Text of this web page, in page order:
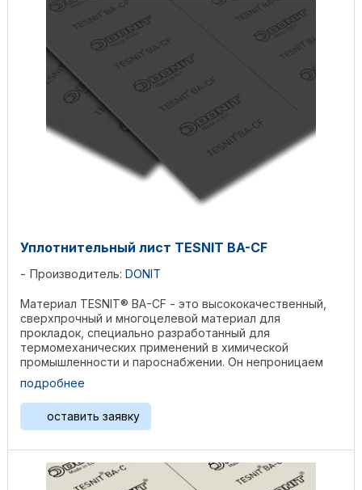
Уплотнительный лист TESNIT BA-CF
Производитель: DONIT
Материал TESNIT® BA-CF - это высококачественный,
сверхпрочный и многоцелевой материал для
прокладок, специально разработанный для
термомеханических применений в химической
промышленности и пароснабжении. Он непроницаем
для органических жидкостей ...
подробнее
оставить заявку